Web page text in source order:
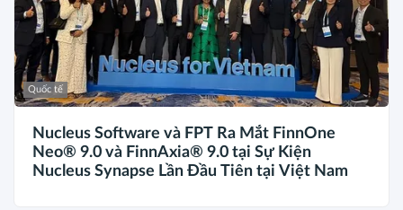
Quốc tế
Nucleus Software và FPT Ra Mắt FinnOne
Neo® 9.0 và FinnAxia® 9.0 tại Sự Kiện
Nucleus Synapse Lần Đầu Tiên tại Việt Nam